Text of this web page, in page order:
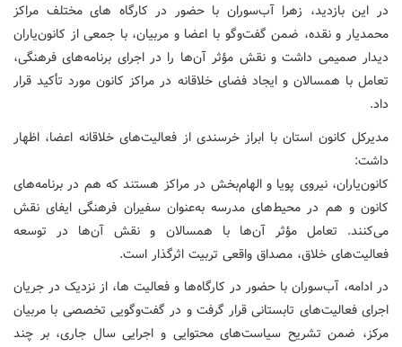
در این بازدید، زهرا آب‌سوران با حضور در کارگاه های مختلف مراکز
محمدیار و نقده، ضمن گفت‌وگو با اعضا و مربیان، با جمعی از کانون‌یاران
دیدار صمیمی داشت و نقش مؤثر آن‌ها را در اجرای برنامه‌های فرهنگی،
تعامل با همسالان و ایجاد فضای خلاقانه در مراکز کانون مورد تأکید قرار
داد.
مدیرکل کانون استان با ابراز خرسندی از فعالیت‌های خلاقانه اعضا، اظهار
داشت:
کانون‌یاران، نیروی پویا و الهام‌بخش در مراکز هستند که هم در برنامه‌های
کانون و هم در محیط‌های مدرسه به‌عنوان سفیران فرهنگی ایفای نقش
می‌کنند. تعامل مؤثر آن‌ها با همسالان و نقش آن‌ها در توسعه
فعالیت‌های خلاق، مصداق واقعی تربیت اثرگذار است.
در ادامه، آب‌سوران با حضور در کارگاه‌ها و فعالیت ها، از نزدیک در جریان
اجرای فعالیت‌های تابستانی قرار گرفت و در گفت‌وگویی تخصصی با مربیان
مرکز، ضمن تشریح سیاست‌های محتوایی و اجرایی سال جاری، بر چند